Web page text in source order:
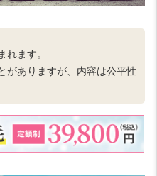
れます。
がありますが、内容は公平性